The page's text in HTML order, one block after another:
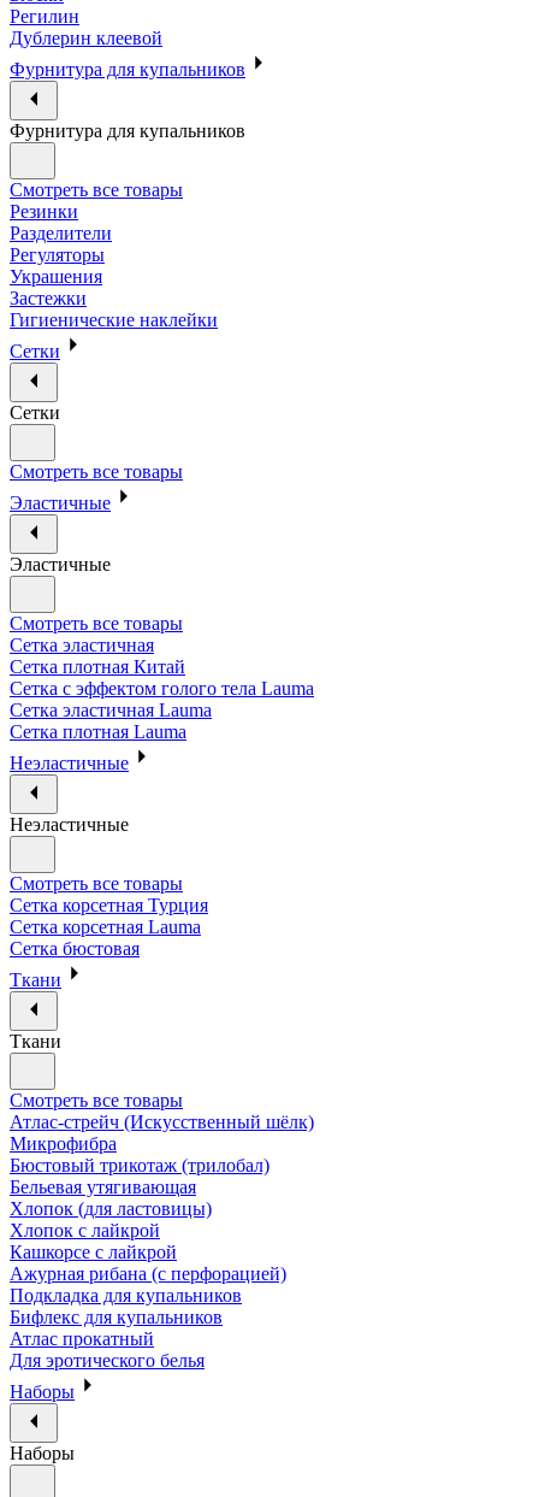
Регилин
Дублерин клеевой
Фурнитура для купальников
Фурнитура для купальников
Смотреть все товары
Резинки
Разделители
Регуляторы
Украшения
Застежки
Гигиенические наклейки
Сетки
Сетки
Смотреть все товары
Эластичные
Эластичные
Смотреть все товары
Сетка эластичная
Сетка плотная Китай
Сетка с эффектом голого тела Lauma
Сетка эластичная Lauma
Сетка плотная Lauma
Неэластичные
Неэластичные
Смотреть все товары
Сетка корсетная Турция
Сетка корсетная Lauma
Сетка бюстовая
Ткани
Ткани
Смотреть все товары
Атлас-стрейч (Искусственный шёлк)
Микрофибра
Бюстовый трикотаж (трилобал)
Бельевая утягивающая
Хлопок (для ластовицы)
Хлопок с лайкрой
Кашкорсе с лайкрой
Ажурная рибана (с перфорацией)
Подкладка для купальников
Бифлекс для купальников
Атлас прокатный
Для эротического белья
Наборы
Наборы